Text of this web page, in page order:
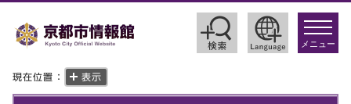
toggle
メニュー
現在位置： 表示